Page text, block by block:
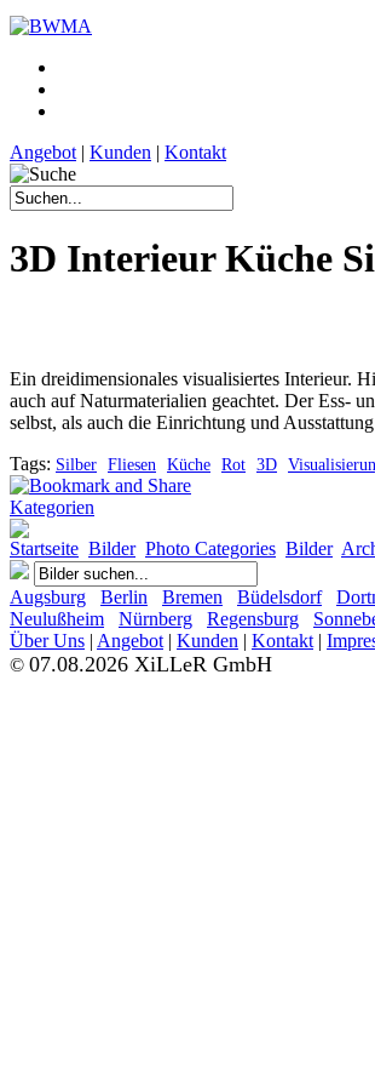
Angebot | Kunden | Kontakt
3D Interieur Küche
Ein dreidimensionales visualisiertes Interieur.
auch auf Naturmaterialien geachtet. Der Ess-
selbst, als auch die Einrichtung und
Tags: Silber Fliesen Küche Rot 3D
Kategorien
Startseite Bilder Photo Categories Bilder
Augsburg Berlin Bremen Büdelsdorf
Neulußheim
Nürnberg Regensburg
Über Uns | Angebot | Kunden | Kontakt |
© 07.08.2026 XiLLeR GmbH